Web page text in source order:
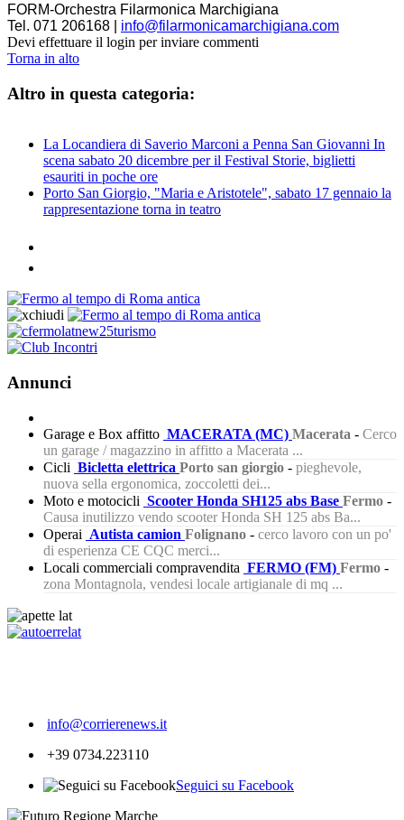
FORM-Orchestra Filarmonica Marchigiana
Tel. 071 206168 | info@filarmonicamarchigiana.com
Devi effettuare il login per inviare commenti
Torna in alto
Altro in questa categoria:
La Locandiera di Saverio Marconi a Penna San Giovanni In
scena sabato 20 dicembre per il Festival Storie, biglietti
esauriti in poche ore
Porto San Giorgio, "Maria e Aristotele", sabato 17 gennaio la
rappresentazione torna in teatro
Annunci
Garage e Box affitto MACERATA (MC) Macerata - Cerco
un garage / magazzino in affitto a Macerata ...
Cicli Bicletta elettrica Porto san giorgio - pieghevole,
nuova sella ergonomica, zoccoletti dei...
Moto e motocicli Scooter Honda SH125 abs Base Fermo -
Causa inutilizzo vendo scooter Honda SH 125 abs Ba...
Operai Autista camion Folignano - cerco lavoro con un po'
di esperienza CE CQC merci...
Locali commerciali compravendita FERMO (FM) Fermo -
zona Montagnola, vendesi locale artigianale di mq ...
info@corrierenews.it
+39 0734.223110
Seguici su Facebook